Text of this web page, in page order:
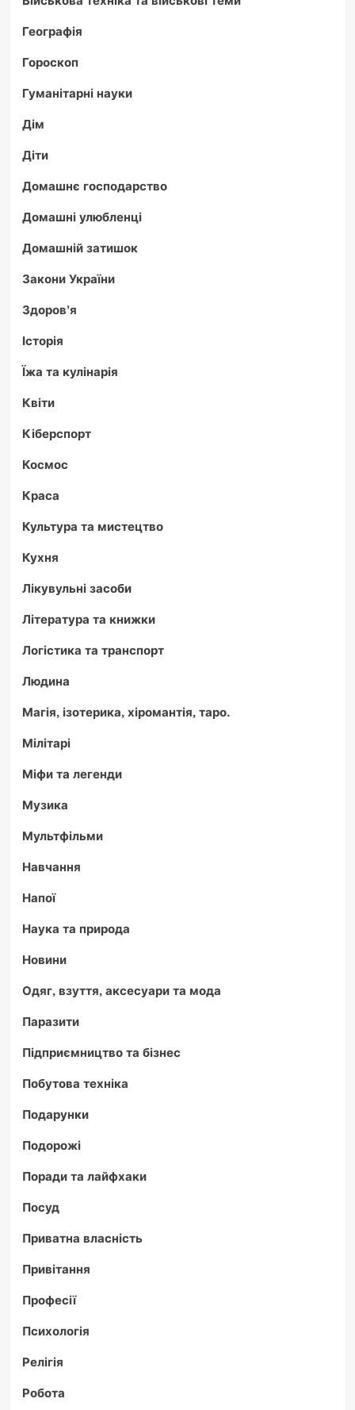
Географія
Гороскоп
Гуманітарні науки
Дім
Діти
Домашнє господарство
Домашні улюбленці
Домашній затишок
Закони України
Здоров'я
Історія
Їжа та кулінарія
Квіти
Кіберспорт
Космос
Краса
Культура та мистецтво
Кухня
Лікувульні засоби
Література та книжки
Логістика та транспорт
Людина
Магія, ізотерика, хіромантія, таро.
Мілітарі
Міфи та легенди
Музика
Мультфільми
Навчання
Напої
Наука та природа
Новини
Одяг, взуття, аксесуари та мода
Паразити
Підприємництво та бізнес
Побутова техніка
Подарунки
Подорожі
Поради та лайфхаки
Посуд
Приватна власність
Привітання
Професії
Психологія
Релігія
Робота